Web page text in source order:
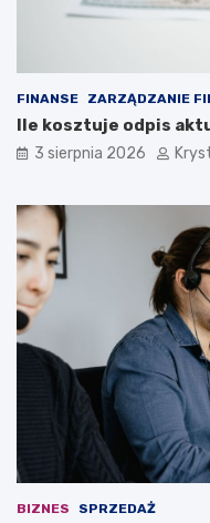
FINANSE ZARZĄDZANIE
Ile kosztuje odpis
3 sierpnia 2026
BIZNES SPRZEDAŻ